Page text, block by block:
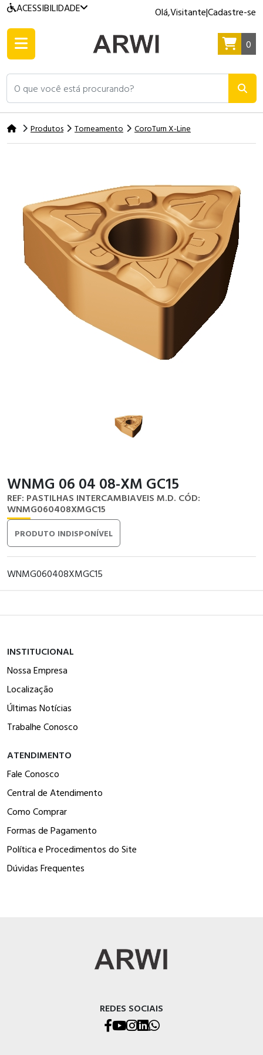
ACESSIBILIDADE Olá,Visitante|Cadastre-se
O que você está procurando?
0
Produtos Torneamento CoroTurn X-Line
WNMG 06 04 08-XM GC15
REF: PASTILHAS INTERCAMBIAVEIS M.D. CÓD:
WNMG060408XMGC15
PRODUTO INDISPONÍVEL
WNMG060408XMGC15
INSTITUCIONAL
Nossa Empresa
Localização
Últimas Notícias
Trabalhe Conosco
ATENDIMENTO
Fale Conosco
Central de Atendimento
Como Comprar
Formas de Pagamento
Política e Procedimentos do Site
Dúvidas Frequentes
REDES SOCIAIS